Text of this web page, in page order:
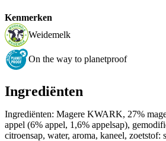
Kenmerken
Weidemelk
On the way to planetproof
Ingrediënten
Ingrediënten: Magere KWARK, 27%
appel (6% appel, 1,6% appelsap),
citroensap, water, aroma, kaneel, zoetstof: